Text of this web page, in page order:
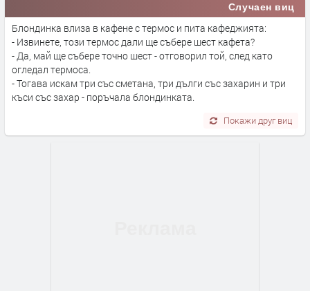
Случаен виц
Блондинка влиза в кафене с термос и пита кафеджията:
- Извинете, този термос дали ще събере шест кафета?
- Да, май ще събере точно шест - отговорил той, след като
огледал термоса.
- Тогава искам три със сметана, три дълги със захарин и три
къси със захар - поръчала блондинката.
Покажи друг виц